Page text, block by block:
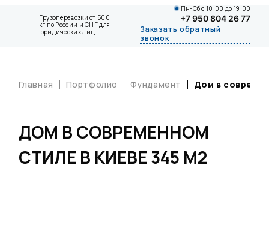
Грузоперевозки от 500
кг по России и СНГ для
юридических лиц
Пн-Сб с 10:00 до 19:00
+7 950 804 26 77
Заказать обратный
звонок
Главная Портфолио Фундамент Дом в
ДОМ В СОВРЕМЕННОМ
СТИЛЕ В КИЕВЕ 345 М2